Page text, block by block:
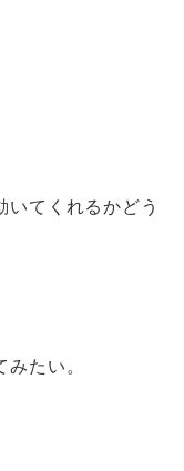
てくれるかどう
たい。